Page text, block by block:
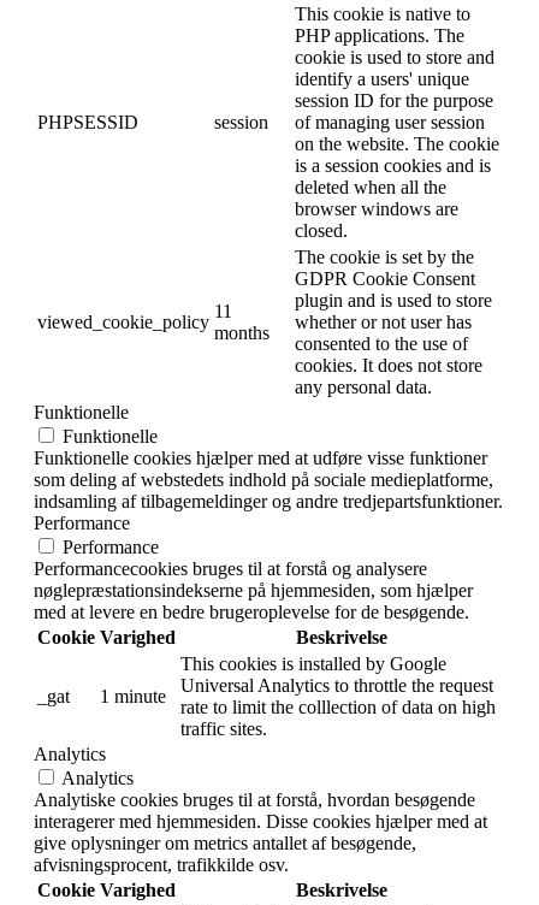
PHPSESSID session
This cookie is native to
PHP applications. The
cookie is used to store and
identify a users' unique
session ID for the purpose
of managing user session
on the website. The cookie
is a session cookies and is
deleted when all the
browser windows are
closed.
viewed_cookie_policy
11
months
The cookie is set by the
GDPR Cookie Consent
plugin and is used to store
whether or not user has
consented to the use of
cookies. It does not store
any personal data.
Funktionelle
Funktionelle
Funktionelle cookies hjælper med at udføre visse funktioner
som deling af webstedets indhold på sociale medieplatforme,
indsamling af tilbagemeldinger og andre tredjepartsfunktioner.
Performance
Performance
Performancecookies bruges til at forstå og analysere
nøglepræstationsindekserne på hjemmesiden, som hjælper
med at levere en bedre brugeroplevelse for de besøgende.
Cookie Varighed Beskrivelse
_gat 1 minute
This cookies is installed by Google
Universal Analytics to throttle the request
rate to limit the colllection of data on high
traffic sites.
Analytics
Analytics
Analytiske cookies bruges til at forstå, hvordan besøgende
interagerer med hjemmesiden. Disse cookies hjælper med at
give oplysninger om metrics antallet af besøgende,
afvisningsprocent, trafikkilde osv.
Cookie Varighed Beskrivelse